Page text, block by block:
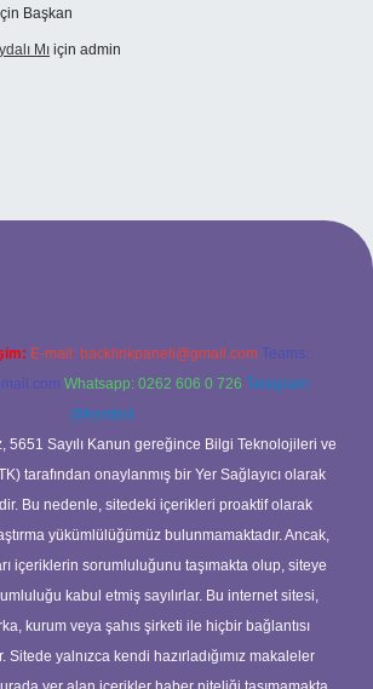
Başkan
Mı için admin
E-mail: backlinkpaneli@gmail.com Teams:
Whatsapp: 0262 606 0 726 Telegram:
@karabul
5651 Sayılı Kanun gereğince Bilgi Teknolojileri ve
tarafından onaylanmış bir Yer Sağlayıcı olarak
Bu nedenle, sitedeki içerikleri proaktif olarak
yükümlülüğümüz bulunmamaktadır. Ancak,
içeriklerin sorumluluğunu taşımakta olup, siteye
kabul etmiş sayılırlar. Bu internet sitesi,
kurum veya şahıs şirketi ile hiçbir bağlantısı
Sitede yalnızca kendi hazırladığımız makaleler